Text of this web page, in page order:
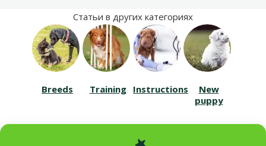
Статьи в других категориях
Breeds Training Instructions
New
puppy